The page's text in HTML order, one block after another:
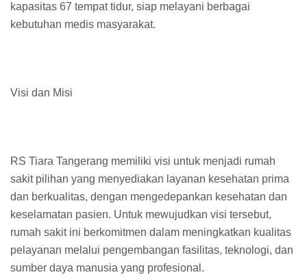
kapasitas 67 tempat tidur, siap melayani berbagai
kebutuhan medis masyarakat.
Visi dan Misi
RS Tiara Tangerang memiliki visi untuk menjadi rumah
sakit pilihan yang menyediakan layanan kesehatan prima
dan berkualitas, dengan mengedepankan kesehatan dan
keselamatan pasien. Untuk mewujudkan visi tersebut,
rumah sakit ini berkomitmen dalam meningkatkan kualitas
pelayanan melalui pengembangan fasilitas, teknologi, dan
sumber daya manusia yang profesional.